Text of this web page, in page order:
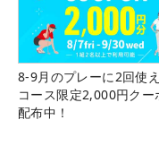
8-9月のプレーに2回使
コース限定2,000円クー
配布中！